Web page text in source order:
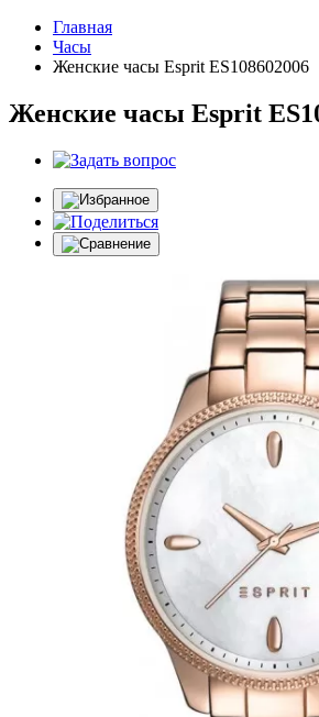
Главная
Часы
Женские часы Esprit ES108602006
Женские часы Esprit